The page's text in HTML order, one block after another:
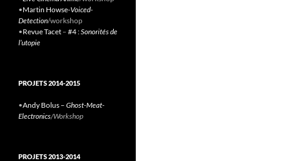
•Martin Howse-Voiced-
Detection/workshop
•Revue Tacet – #4 :Sonorités de
l’utopie
PROJETS 2014-2015
•Andy Bolus – Ghost-Meat-
Electronics/Workshop
PROJETS 2013-2014